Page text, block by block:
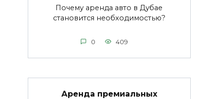
Почему аренда авто в Дубае
становится необходимостью?
0 409
Аренда премиальных